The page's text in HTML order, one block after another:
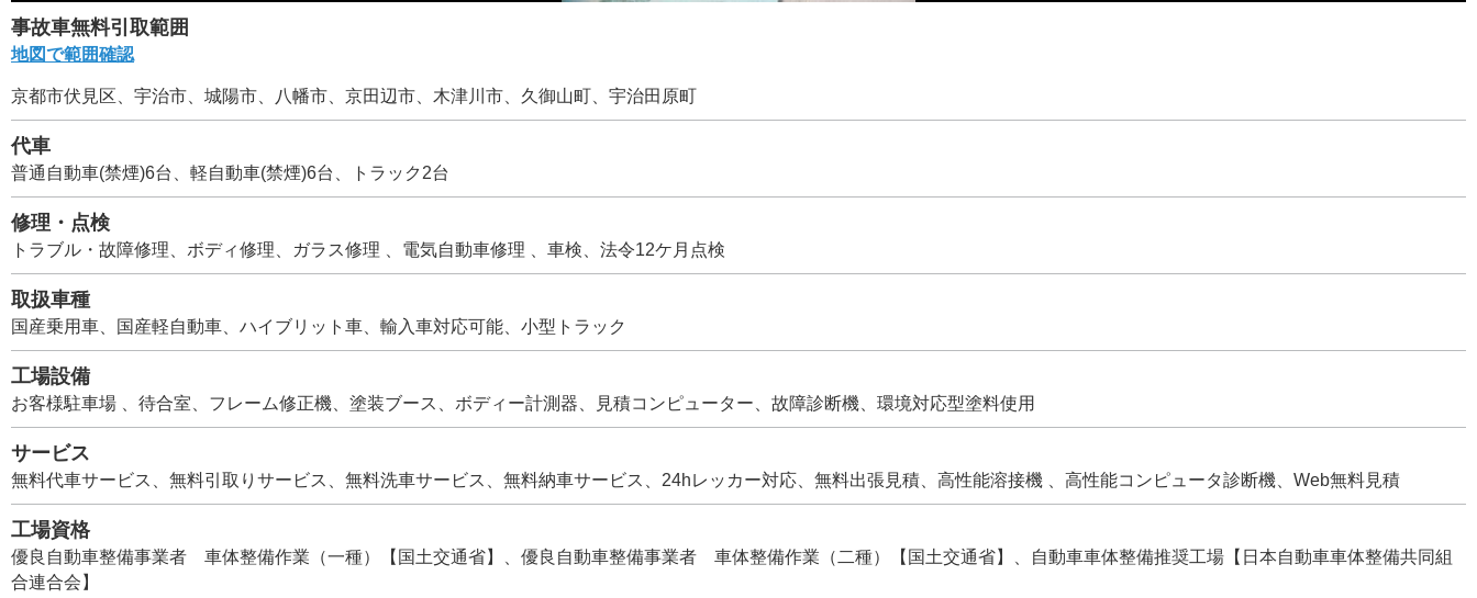
事故車無料引取範囲
地図で範囲確認
京都市伏見区、宇治市、城陽市、八幡市、京田辺市、木津川市、久御山町、宇治田原町
代車
普通自動車(禁煙)6台、軽自動車(禁煙)6台、トラック2台
修理・点検
トラブル・故障修理、ボディ修理、ガラス修理 、電気自動車修理 、車検、法令12ケ月点検
取扱車種
国産乗用車、国産軽自動車、ハイブリット車、輸入車対応可能、小型トラック
工場設備
お客様駐車場 、待合室、フレーム修正機、塗装ブース、ボディー計測器、見積コンピューター、故障診断機、環境対応型塗料使用
サービス
無料代車サービス、無料引取りサービス、無料洗車サービス、無料納車サービス、24hレッカー対応、無料出張見積、高性能溶接機 、高性能コンピュータ診断機、Web無料見積
工場資格
優良自動車整備事業者 車体整備作業（一種）【国土交通省】、優良自動車整備事業者 車体整備作業（二種）【国土交通省】、自動車車体整備推奨工場【日本自動車車体整備共同組
合連合会】